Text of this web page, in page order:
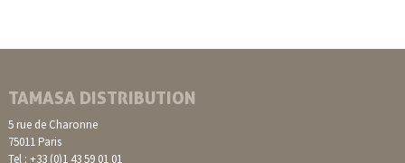
TAMASA DISTRIBUTION
5 rue de Charonne
75011 Paris
Tel : +33 (0)1 43 59 01 01